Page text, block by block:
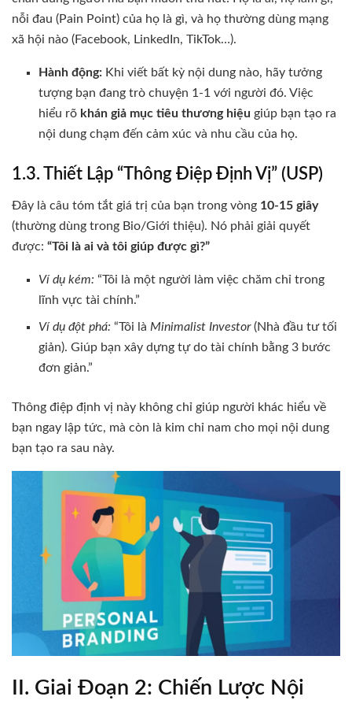
nỗi đau (Pain Point) của họ là gì, và họ thường dùng mạng
xã hội nào (Facebook, LinkedIn, TikTok…).
Hành động: Khi viết bất kỳ nội dung nào, hãy tưởng
tượng bạn đang trò chuyện 1-1 với người đó. Việc
hiểu rõ khán giả mục tiêu thương hiệu giúp bạn tạo ra
nội dung chạm đến cảm xúc và nhu cầu của họ.
1.3. Thiết Lập “Thông Điệp Định Vị” (USP)
Đây là câu tóm tắt giá trị của bạn trong vòng 10-15 giây
(thường dùng trong Bio/Giới thiệu). Nó phải giải quyết
được: “Tôi là ai và tôi giúp được gì?”
Ví dụ kém: “Tôi là một người làm việc chăm chỉ trong
lĩnh vực tài chính.”
Ví dụ đột phá: “Tôi là Minimalist Investor(Nhà đầu tư tối
giản). Giúp bạn xây dựng tự do tài chính bằng 3 bước
đơn giản.”
Thông điệp định vị này không chỉ giúp người khác hiểu về
bạn ngay lập tức, mà còn là kim chỉ nam cho mọi nội dung
bạn tạo ra sau này.
II. Giai Đoạn 2: Chiến Lược Nội